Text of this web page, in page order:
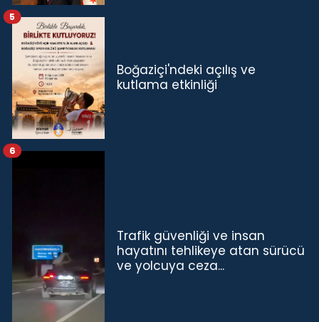
Boğaziçi'ndeki açılış ve
kutlama etkinliği
5
Trafik güvenliği ve insan
hayatını tehlikeye atan sürücü
ve yolcuya ceza...
6